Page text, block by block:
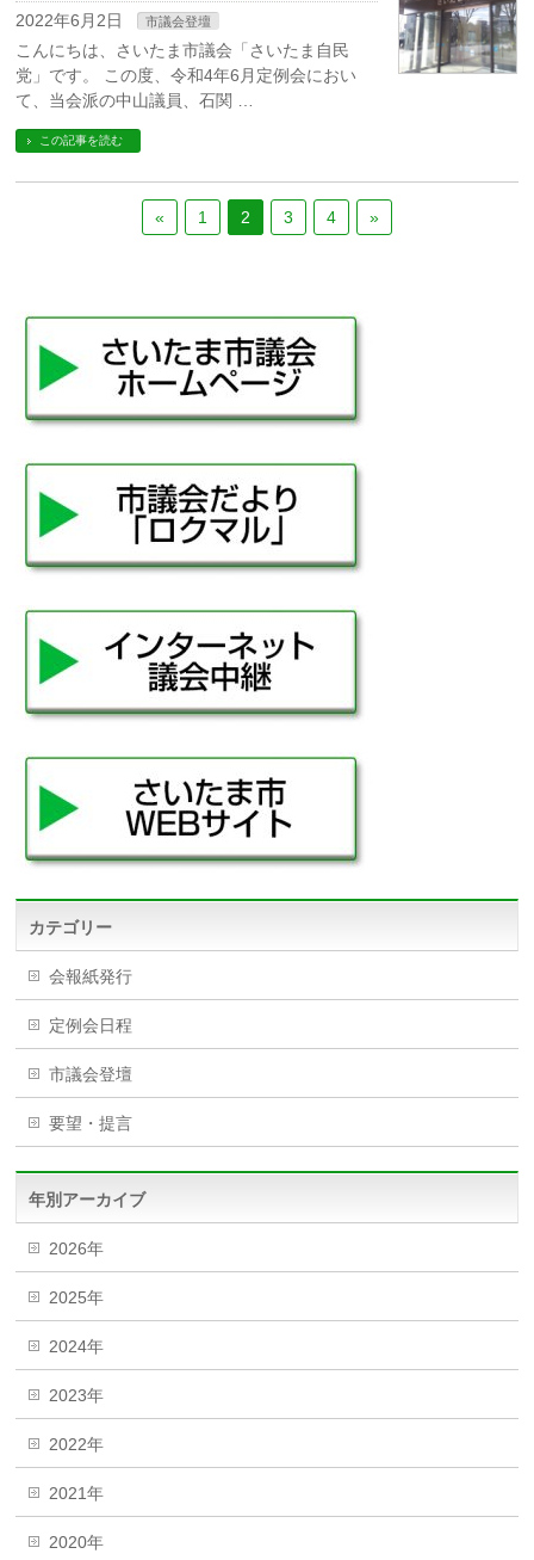
2022年6月2日 市議会登壇
こんにちは、さいたま市議会「さいたま自民
党」です。 この度、令和4年6月定例会におい
て、当会派の中山議員、石関 …
この記事を読む
« 1 2 3 4 »
カテゴリー
会報紙発行
定例会日程
市議会登壇
要望・提言
年別アーカイブ
2026年
2025年
2024年
2023年
2022年
2021年
2020年